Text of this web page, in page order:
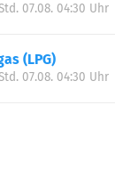
07.08. 04:30 Uhr
(LPG)
07.08. 04:30 Uhr